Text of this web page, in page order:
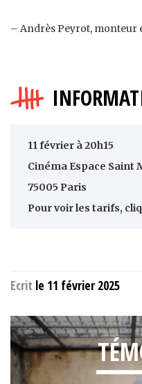
– Andrès Peyrot, monteur
11 février à 20h15
Cinéma Espace Saint
75005 Paris
Pour voir les tarifs,
Ecrit le 11 février 2025